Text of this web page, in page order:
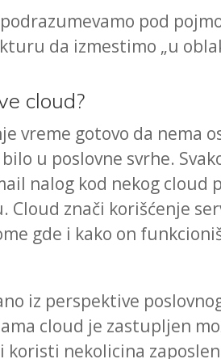
pod
da izmestimo „u
cloud?
vreme gotovo da nema
u poslovne svrhe.
nalog kod nekog
Cloud znači korišćenje
gde i kako on
iz perspektive
cloud je zastupljen
koristi nekolicina